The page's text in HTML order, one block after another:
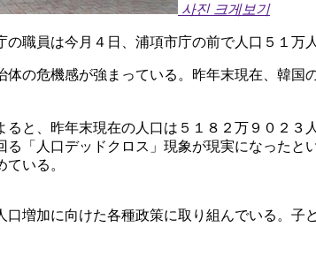
사진 크게보기
職員は今月４日、浦項市庁の前で人口５１
の危機感が強まっている。昨年末現在、韓
と、昨年末現在の人口は５１８２万９０２
「人口デッドクロス」現象が現実になった
いる。
増加に向けた各種政策に取り組んでいる。